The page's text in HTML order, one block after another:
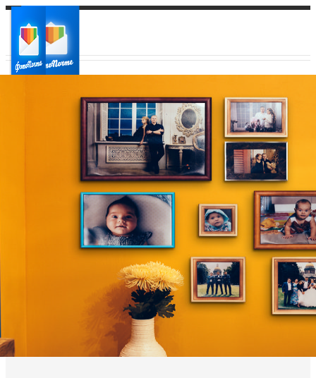
Ваш регион доставки
Выберите из списка: